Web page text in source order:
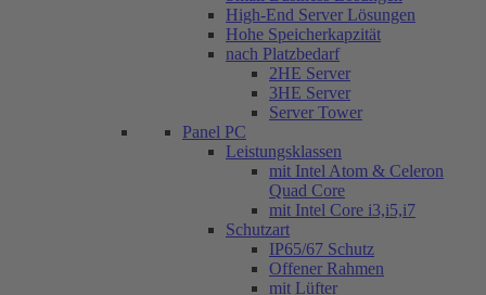
High-End Server Lösungen
Hohe Speicherkapzität
nach Platzbedarf
2HE Server
3HE Server
Server Tower
Panel PC
Leistungsklassen
mit Intel Atom & Celeron
Quad Core
mit Intel Core i3,i5,i7
Schutzart
IP65/67 Schutz
Offener Rahmen
mit Lüfter